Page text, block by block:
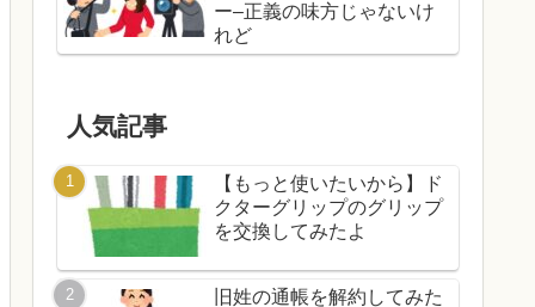
ー–正義の味方じゃないけ
れど
人気記事
【もっと使いたいから】ド
クターグリップのグリップ
を交換してみたよ
旧姓の通帳を解約してみた